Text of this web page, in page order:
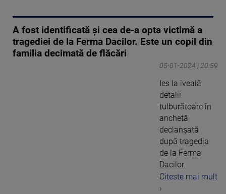
A fost identificată și cea de-a opta victimă a
tragediei de la Ferma Dacilor. Este un copil din
familia decimată de flăcări
05-01-2024 | 20:59
Ies la iveală
detalii
tulburătoare în
anchetă
declanșată
după tragedia
de la Ferma
Dacilor.
Citeste mai mult
›